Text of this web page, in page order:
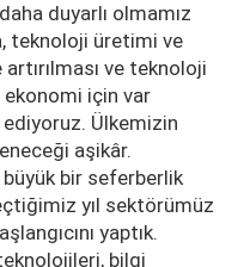
duyarlı olmamız
teknoloji üretimi ve
ve teknoloji
için var
Ülkemizin
aşikâr.
bir seferberlik
yıl sektörümüz
yaptık.
bilgi